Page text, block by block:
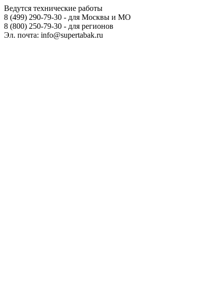
Ведутся технические работы
8 (499) 290-79-30 - для Москвы и МО
8 (800) 250-79-30 - для регионов
Эл. почта: info@supertabak.ru